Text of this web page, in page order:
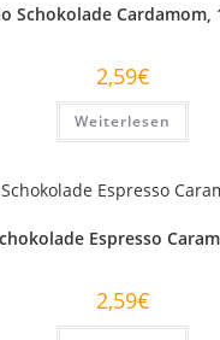
Schokolade Cardamom,
2,59€
Weiterlesen
Espresso
2,59€